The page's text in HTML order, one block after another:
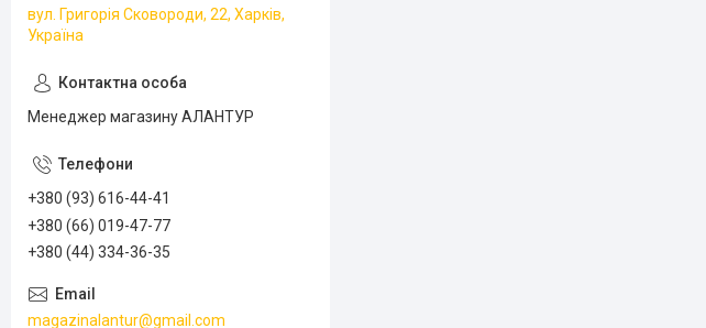
вул. Григорія Сковороди, 22, Харків,
Україна
Менеджер магазину АЛАНТУР
+380 (93) 616-44-41
+380 (66) 019-47-77
+380 (44) 334-36-35
magazinalantur@gmail.com